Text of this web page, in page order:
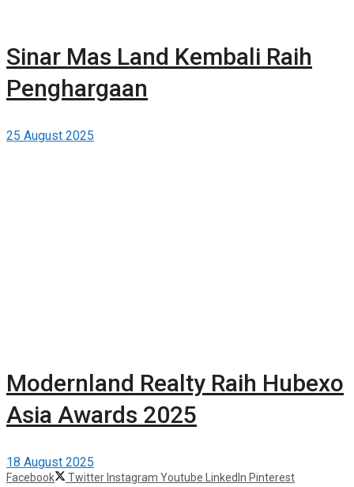
Sinar Mas Land Kembali Raih
Penghargaan
25 August 2025
Modernland Realty Raih Hubexo
Asia Awards 2025
18 August 2025
Facebook Twitter Instagram Youtube LinkedIn Pinterest